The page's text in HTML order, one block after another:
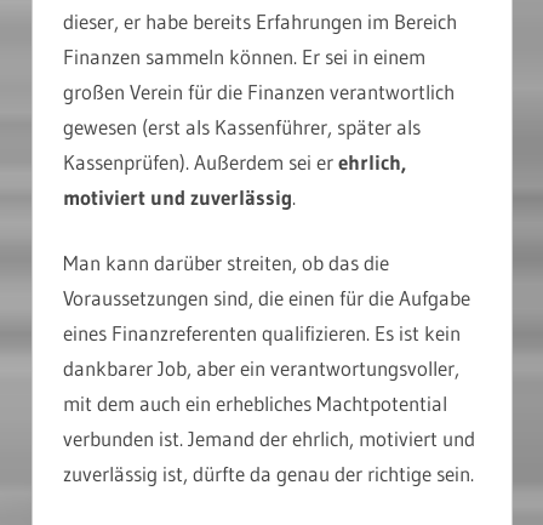
dieser, er habe bereits Erfahrungen im Bereich
Finanzen sammeln können. Er sei in einem
großen Verein für die Finanzen verantwortlich
gewesen (erst als Kassenführer, später als
Kassenprüfen). Außerdem sei erehrlich,
motiviert und zuverlässig.
Man kann darüber streiten, ob das die
Voraussetzungen sind, die einen für die Aufgabe
eines Finanzreferenten qualifizieren. Es ist kein
dankbarer Job, aber ein verantwortungsvoller,
mit dem auch ein erhebliches Machtpotential
verbunden ist. Jemand der ehrlich, motiviert und
zuverlässig ist, dürfte da genau der richtige sein.